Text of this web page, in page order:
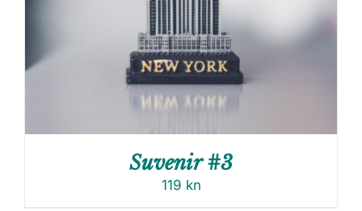
Suvenir #3
119 kn